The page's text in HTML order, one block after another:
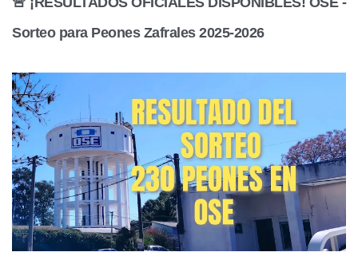
Sorteo para Peones Zafrales 2025-2026